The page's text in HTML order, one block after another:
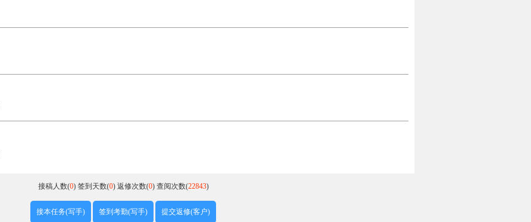
接稿人数(0) 签到天数(0) 返修次数(0) 查阅次数(22843)
接本任务(写手) 签到考勤(写手) 提交返修(客户)